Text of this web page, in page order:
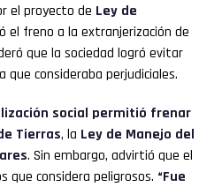
el proyecto de Ley de
el freno a la extranjerización de
que la sociedad logró evitar
consideraba perjudiciales.
social permitió frenar
Tierras, la Ley de Manejo del
. Sin embargo, advirtió que el
que considera peligrosos. “Fue